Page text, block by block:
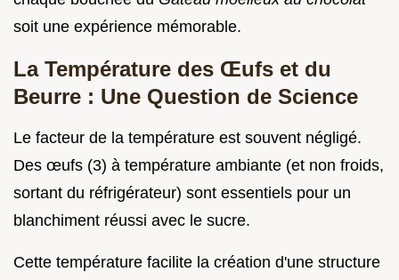
soit une expérience mémorable.
La Température des Œufs et du
Beurre : Une Question de Science
Le facteur de la température est souvent négligé.
Des œufs (3) à température ambiante (et non froids,
sortant du réfrigérateur) sont essentiels pour un
blanchiment réussi avec le sucre.
Cette température facilite la création d'une structure